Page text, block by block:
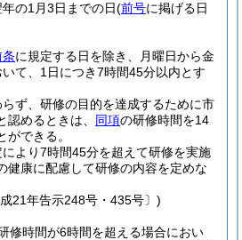
の1月3日までの日(前号に掲げる日
に規定する日を除き、月曜日から金
て、1日につき7時間45分以内とす
ず、研修の目的を達成するために市
めるときは、 同項の研修時間を14
できる。
より7時間45分を超えて研修を実施
健康に配慮して研修の内容を定めな
21年告示248号・435号〕)
修時間が6時間を超える場合におい